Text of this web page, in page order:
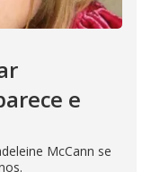
e
McCann se